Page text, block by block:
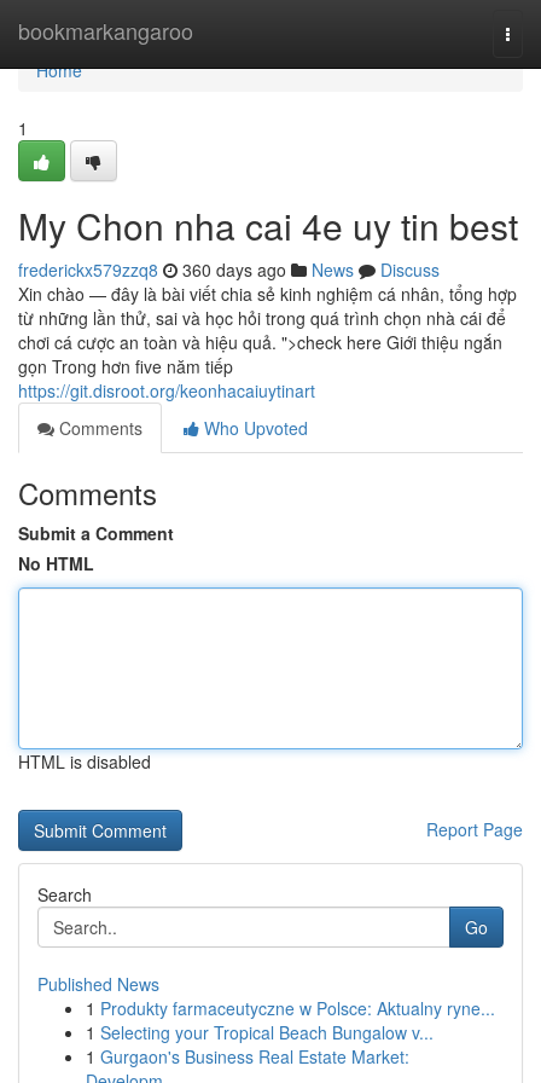
bookmarkangaroo
Home
Home
1
My Chon nha cai 4e uy tin best
frederickx579zzq8 360 days ago News
Discuss
Xin chào — đây là bài viết chia sẻ kinh nghiệm cá nhân, tổng hợp
từ những lần thử, sai và học hỏi trong quá trình chọn nhà cái để
chơi cá cược an toàn và hiệu quả. ">check here Giới thiệu ngắn
gọn Trong hơn five năm tiếp
https://git.disroot.org/keonhacaiuytinart
Comments
Who Upvoted
Comments
Submit a Comment
No HTML
HTML is disabled
Report Page
Search
Go
Published News
1 Produkty farmaceutyczne w Polsce: Aktualny ryne...
1 Selecting your Tropical Beach Bungalow v...
1 Gurgaon's Business Real Estate Market: